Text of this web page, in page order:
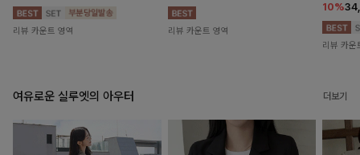
리뷰 카운트 영역 리뷰 카운트 영역
10%
리뷰 카운
여유로운 실루엣의 아우터 더보기